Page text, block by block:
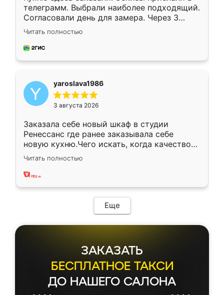
телеграмм. Выбрали наиболее подходящий.
Согласовали день для замера. Через 3
недели кухня была уже готова. Остались
довольны работой. Спасибо Ренессанс
мебель за качественную работу!
Читать полностью
yaroslava1986
3 августа 2026
Заказала себе новый шкаф в студии
Ренессанс где ранее заказывала себе
новую кухню.Чего искать, когда качеством
вполне довольна. Служит кухня уже почти
два года, нареканий нет.
Читать полностью
Еще
ЗАКАЗАТЬ
БЕСПЛАТНОЕ ТАКСИ
ДО НАШЕГО САЛОНА